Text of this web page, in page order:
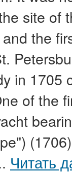
site of
the
in 1705
of the
Читать